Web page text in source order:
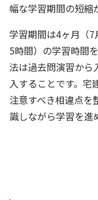
幅な学習期間の短縮
学習期間は4ヶ月（
5時間）の学習時間
法は過去問演習から
入することです。宅
注意すべき相違点を
識しながら学習を進